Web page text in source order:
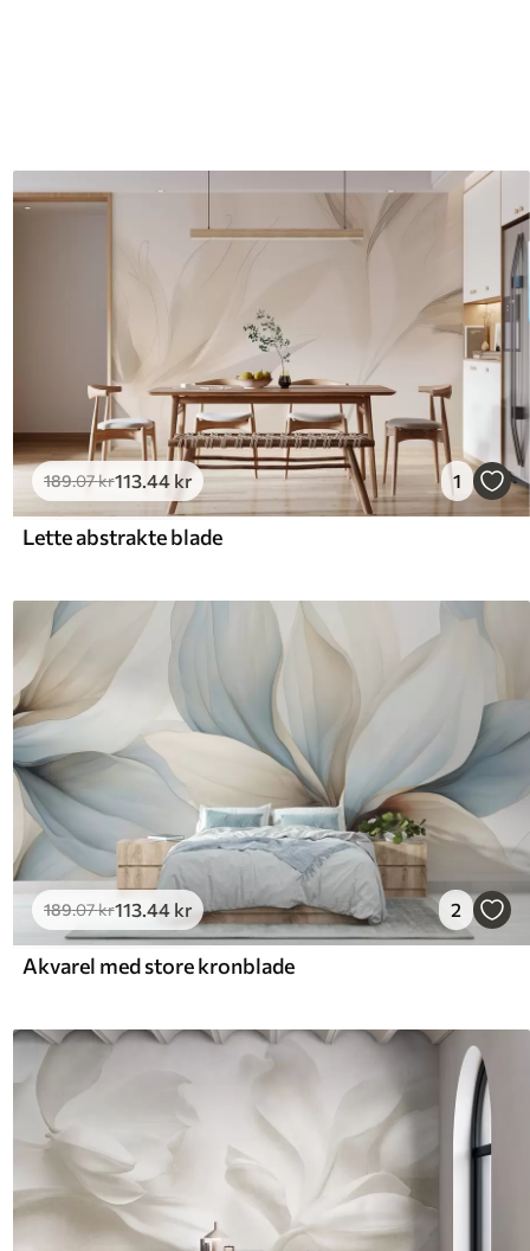
189.07kr113.44 kr 1
Lette abstrakte blade
189.07kr113.44 kr 2
Akvarel med store kronblade